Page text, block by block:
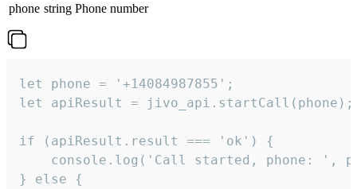
phone string Phone number
let phone = '+14084987855';
let apiResult = jivo_api.startCall(phone);
if (apiResult.result === 'ok') {
console.log('Call started, phone: ',
} else {